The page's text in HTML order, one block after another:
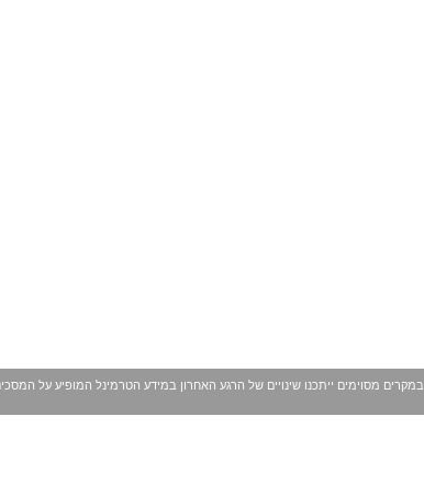
במקרים מסוימים ייתכנו שינויים של הרגע האחרון במידע הטרמינל המופיע על